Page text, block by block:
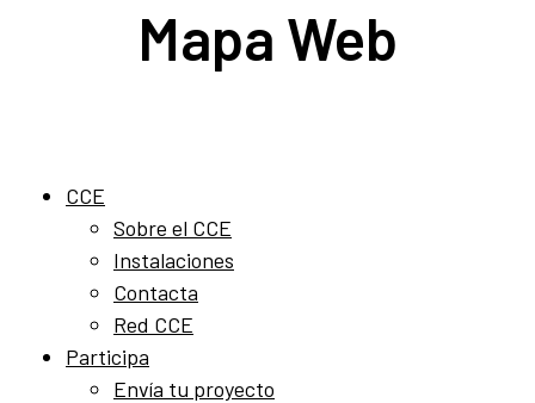
Mapa Web
CCE
Sobre el CCE
Instalaciones
Contacta
Red CCE
Participa
Envía tu proyecto